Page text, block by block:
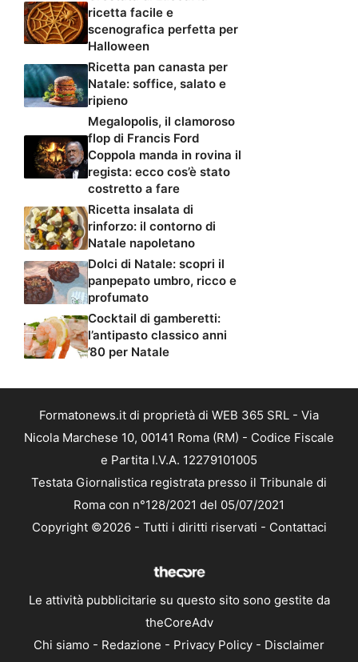
ricetta facile e
scenografica perfetta per
Halloween
Ricetta pan canasta per
Natale: soffice, salato e
ripieno
Megalopolis, il clamoroso
flop di Francis Ford
Coppola manda in rovina il
regista: ecco cos’è stato
costretto a fare
Ricetta insalata di
rinforzo: il contorno di
Natale napoletano
Dolci di Natale: scopri il
panpepato umbro, ricco e
profumato
Cocktail di gamberetti:
l’antipasto classico anni
’80 per Natale
Formatonews.it di proprietà di WEB 365 SRL - Via
Nicola Marchese 10, 00141 Roma (RM) - Codice Fiscale
e Partita I.V.A. 12279101005
Testata Giornalistica registrata presso il Tribunale di
Roma con n°128/2021 del 05/07/2021
Copyright ©2026 - Tutti i diritti riservati - Contattaci
Le attività pubblicitarie su questo sito sono gestite da
theCoreAdv
Chi siamo - Redazione - Privacy Policy - Disclaimer